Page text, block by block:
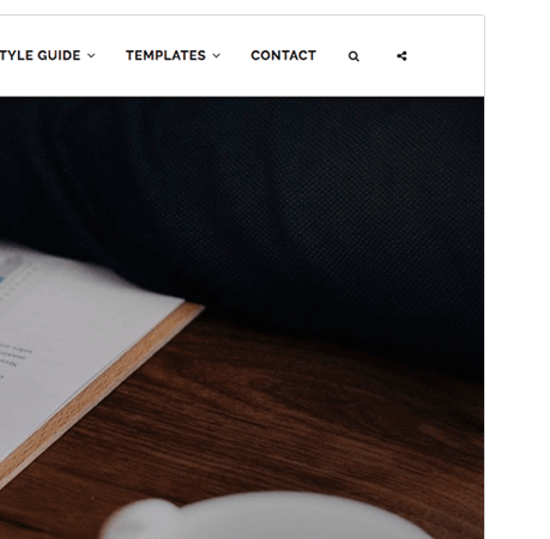
Dette er et undertema afFotografie.
4. juni 2026
Aktive installationer
WordPress version